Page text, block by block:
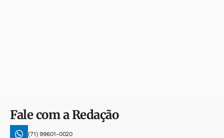
Fale com a Redação
(71) 99601-0020